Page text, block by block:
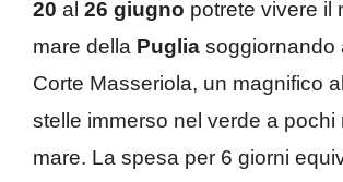
20 al 26 giugno potrete vivere il
mare della Puglia soggiornando
Corte Masseriola, un magnifico
stelle immerso nel verde a pochi
mare. La spesa per 6 giorni